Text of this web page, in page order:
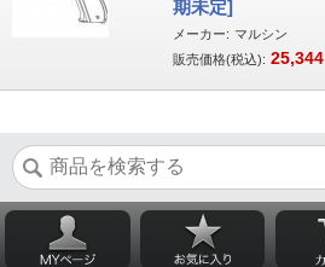
期未定]
メーカー: マルシン
販売価格(税込): 25,344